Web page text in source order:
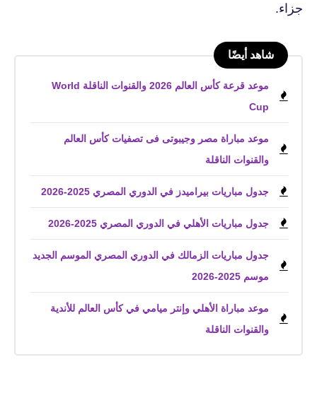
جزاء.
شاهد أيضًا
موعد قرعة كأس العالم 2026 والقنوات الناقلة World
Cup
موعد مباراة مصر وجيبوتى فى تصفيات كأس العالم
والقنوات الناقلة
جدول مباريات بيراميدز في الدوري المصري 2025-2026
جدول مباريات الأهلي في الدوري المصري 2025-2026
جدول مباريات الزمالك في الدوري المصري الموسم الجديد
موسم 2025-2026
موعد مباراة الأهلي وإنتر ميامي في كأس العالم للأندية
والقنوات الناقلة